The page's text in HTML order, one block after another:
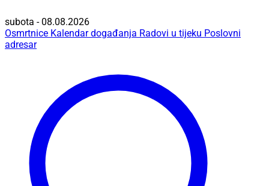
subota - 08.08.2026
Osmrtnice Kalendar događanja Radovi u tijeku Poslovni
adresar